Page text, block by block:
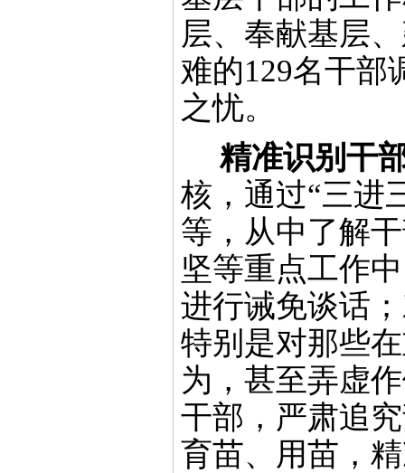
层、奉献基层
难的129名干部
之忧。
精准识别干
核， 通过“三进
等，从中了解
坚等重点工作
进行诫免谈话
特别是对那些在
为，甚至弄虚
干部，严肃追
育苗、用苗 ，